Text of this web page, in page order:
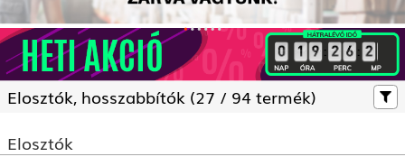
: :
Elosztók, hosszabbítók (27 / 94 termék)
Elosztók